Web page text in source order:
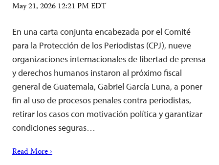
May 21, 2026 12:21 PM EDT
En una carta conjunta encabezada por el Comité
para la Protección de los Periodistas (CPJ), nueve
organizaciones internacionales de libertad de prensa
y derechos humanos instaron al próximo fiscal
general de Guatemala, Gabriel García Luna, a poner
fin al uso de procesos penales contra periodistas,
retirar los casos con motivación política y garantizar
condiciones seguras…
Read More ›